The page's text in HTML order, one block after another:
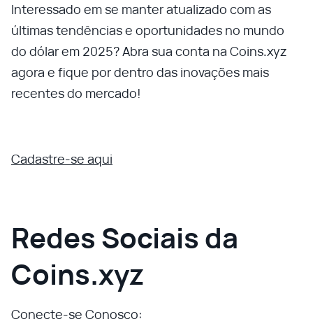
Interessado em se manter atualizado com as
últimas tendências e oportunidades no mundo
do dólar em 2025? Abra sua conta na Coins.xyz
agora e fique por dentro das inovações mais
recentes do mercado!
Cadastre-se aqui
Redes Sociais da
Coins.xyz
Conecte-se Conosco: